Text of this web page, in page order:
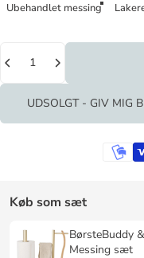
Ubehandlet messing
UDSOLGT - GIV MIG
Køb som sæt
BørsteBuddy
Messing sæt